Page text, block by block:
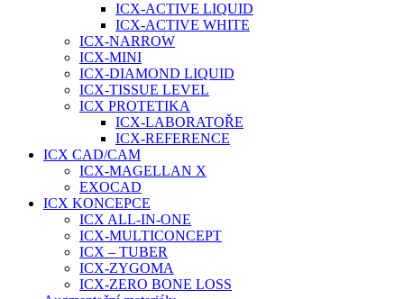
ICX-ACTIVE LIQUID
ICX-ACTIVE WHITE
ICX-NARROW
ICX-MINI
ICX-DIAMOND LIQUID
ICX-TISSUE LEVEL
ICX PROTETIKA
ICX-LABORATOŘE
ICX-REFERENCE
ICX CAD/CAM
ICX-MAGELLAN X
EXOCAD
ICX KONCEPCE
ICX ALL-IN-ONE
ICX-MULTICONCEPT
ICX – TUBER
ICX-ZYGOMA
ICX-ZERO BONE LOSS